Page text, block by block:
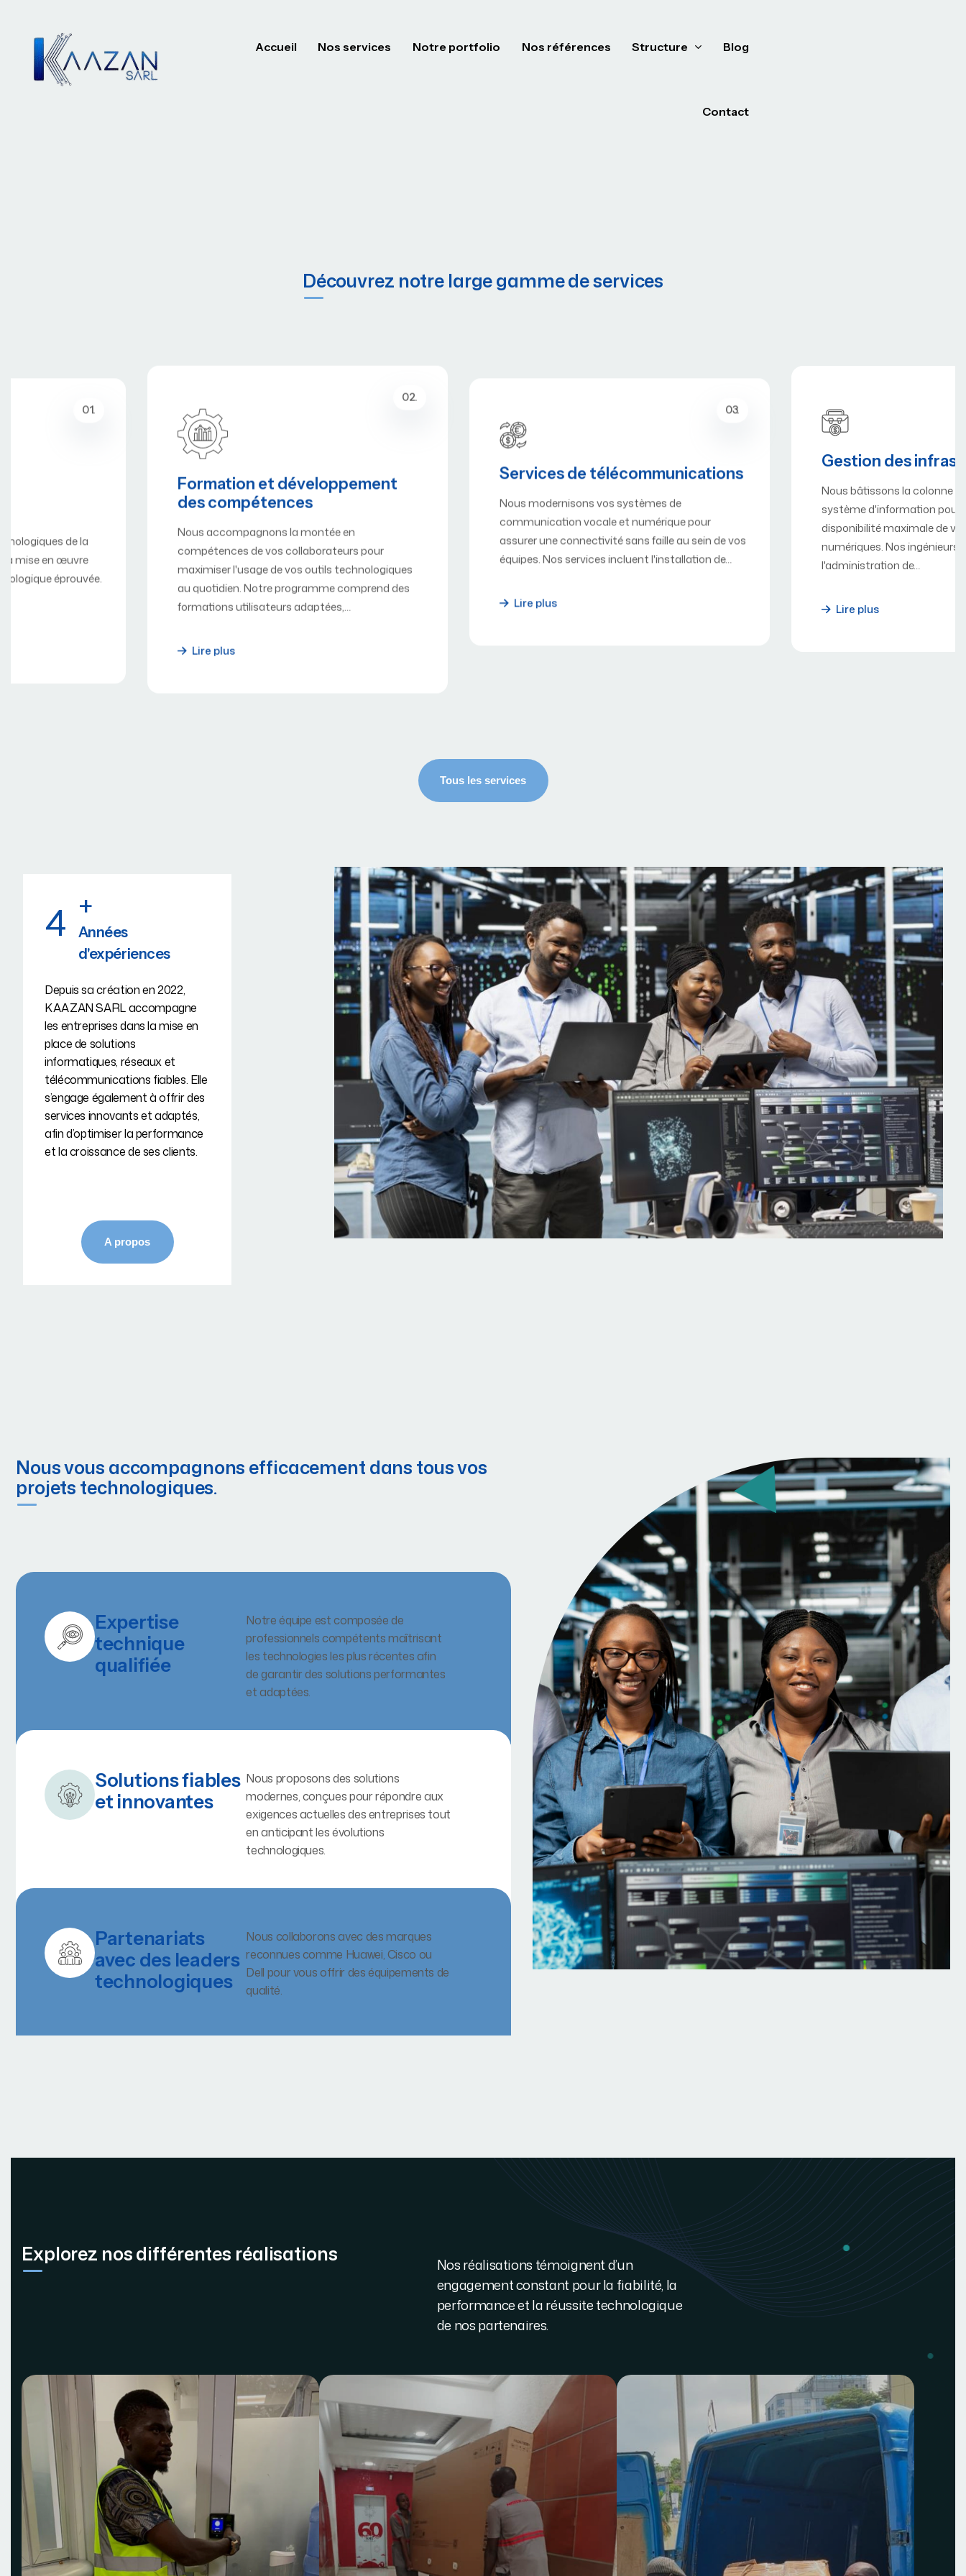
Accueil Nos services Notre portfolio Nos références Structure Blog
Contact
Découvrez notre large gamme de services
Formation et développement
Nous accompagnons la montée en
compétences de vos collaborateurs pour
maximiser l'usage de vos outils technologiques
au quotidien. Notre programme comprend des
Services de télécommunications
Nous modernisons vos systèmes de
communication vocale et numérique pour
assurer une connectivité sans faille au sein de vos
Lire plus
Gestion des infrastructures
Nous bâtissons la colonne vertébrale de votre
système d'information pour assurer une
disponibilité maximale de vos services
numériques. Nos ingénieurs prennent en charge
4 +
Années
d'expériences
Depuis sa création en 2022,
KAAZAN SARL accompagne
les entreprises dans la mise en
place de solutions
informatiques, réseaux et
télécommunications fiables. Elle
s’engage également à offrir des
services innovants et adaptés,
afin d’optimiser la performance
et la croissance de ses clients.
Nous vous accompagnons efficacement dans tous vos
projets technologiques.
Expertise
technique
qualifiée
Notre équipe est composée de
professionnels compétents maîtrisant
les technologies les plus récentes afin
de garantir des solutions performantes
et adaptées.
Solutions fiables
et innovantes
Nous proposons des solutions
modernes, conçues pour répondre aux
exigences actuelles des entreprises tout
en anticipant les évolutions
technologiques.
Partenariats
avec des leaders
technologiques
Nous collaborons avec des marques
reconnues comme Huawei, Cisco ou
Dell pour vous offrir des équipements de
qualité.
Explorez nos différentes réalisations
Nos réalisations témoignent d’un
engagement constant pour la fiabilité, la
performance et la réussite technologique
de nos partenaires.